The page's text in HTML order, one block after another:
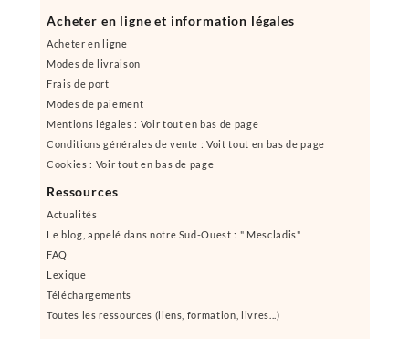
Acheter en ligne et information légales
Acheter en ligne
Modes de livraison
Frais de port
Modes de paiement
Mentions légales : Voir tout en bas de page
Conditions générales de vente : Voit tout en bas de page
Cookies : Voir tout en bas de page
Ressources
Actualités
Le blog, appelé dans notre Sud-Ouest : " Mescladis"
FAQ
Lexique
Téléchargements
Toutes les ressources (liens, formation, livres...)